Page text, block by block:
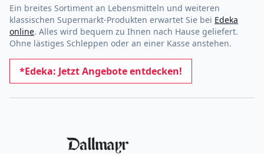
Ein breites Sortiment an Lebensmitteln und weiteren
klassischen Supermarkt-Produkten erwartet Sie bei Edeka
online. Alles wird bequem zu Ihnen nach Hause geliefert.
Ohne lästiges Schleppen oder an einer Kasse anstehen.
*Edeka: Jetzt Angebote entdecken!